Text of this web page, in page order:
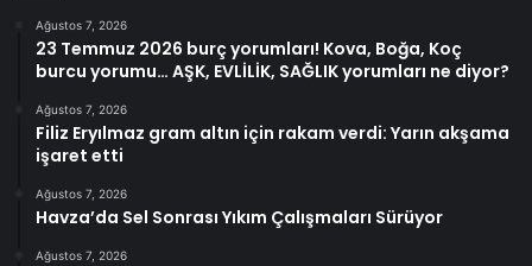
Ağustos 7, 2026
23 Temmuz 2026 burç yorumları! Kova, Boğa, Koç
burcu yorumu… AŞK, EVLİLİK, SAĞLIK yorumları ne diyor?
Ağustos 7, 2026
Filiz Eryılmaz gram altın için rakam verdi: Yarın akşama
işaret etti
Ağustos 7, 2026
Havza’da Sel Sonrası Yıkım Çalışmaları Sürüyor
Ağustos 7, 2026